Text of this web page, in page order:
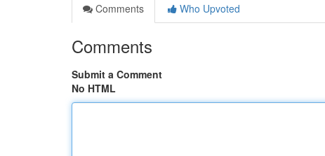
Comments
Who Upvoted
Comments
Submit a Comment
No HTML